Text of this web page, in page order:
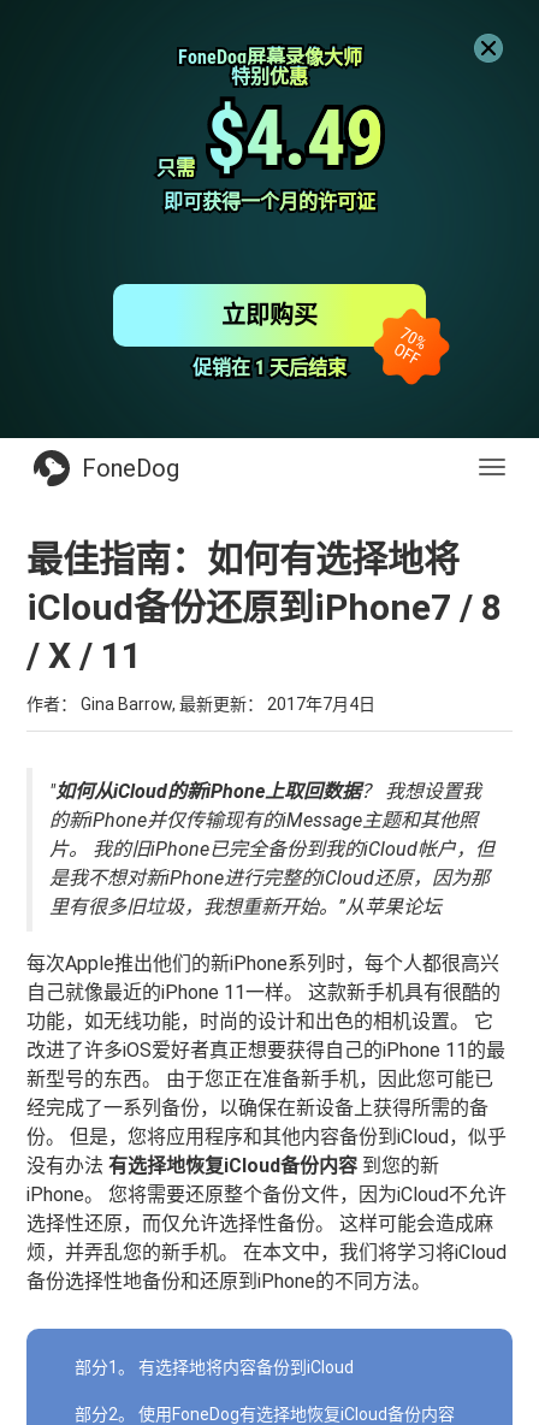
FoneDog屏幕录像大师
FoneDog屏幕录像大师
特别优惠
特别优惠
只需
只需 $4.49
$4.49
即可获得一个月的许可证
即可获得一个月的许可证
促销在 1 天后结束
促销在 1 天后结束
立即购买
FoneDog
最佳指南：如何有选择地将
iCloud备份还原到iPhone7 / 8
/ X / 11
作者： Gina Barrow, 最新更新： 2017年7月4日
"如何从iCloud的新iPhone上取回数据？ 我想设置我
的新iPhone并仅传输现有的iMessage主题和其他照
片。 我的旧iPhone已完全备份到我的iCloud帐户，但
是我不想对新iPhone进行完整的iCloud还原，因为那
里有很多旧垃圾，我想重新开始。”从苹果论坛
每次Apple推出他们的新iPhone系列时，每个人都很高兴
自己就像最近的iPhone 11一样。 这款新手机具有很酷的
功能，如无线功能，时尚的设计和出色的相机设置。 它
改进了许多iOS爱好者真正想要获得自己的iPhone 11的最
新型号的东西。 由于您正在准备新手机，因此您可能已
经完成了一系列备份，以确保在新设备上获得所需的备
份。 但是，您将应用程序和其他内容备份到iCloud，似乎
没有办法有选择地恢复iCloud备份内容 到您的新
iPhone。 您将需要还原整个备份文件，因为iCloud不允许
选择性还原，而仅允许选择性备份。 这样可能会造成麻
烦，并弄乱您的新手机。 在本文中，我们将学习将iCloud
备份选择性地备份和还原到iPhone的不同方法。
部分1。 有选择地将内容备份到iCloud
部分2。 使用FoneDog有选择地恢复iCloud备份内容